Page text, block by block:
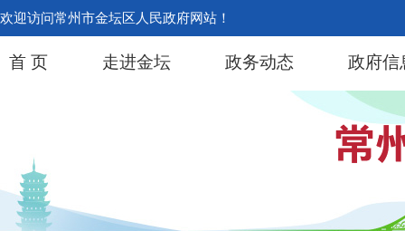
欢迎访问常州市金坛区人民政府网站！
首 页 走进金坛 政务动态 政府信